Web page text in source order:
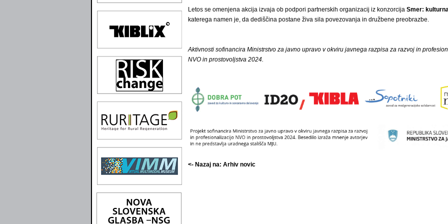
Letos se omenjena akcija izvaja ob podpori partnerskih organizacij iz konzorcija Smer:
katerega namen je, da dediščina postane živa sila povezovanja in družbene preobrazbe.
Aktivnosti sofinancira Ministrstvo za javno upravo v okviru javnega razpisa za razvoj in
NVO in prostovoljstva 2024.
<- Nazaj na: Arhiv novic